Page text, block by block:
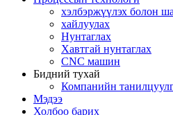
хэлбэржүүлэх болон
хайлуулах
Нунтаглах
Хавтгай нунтаглах
CNC машин
Бидний тухай
Компанийн
Мэдээ
Холбоо барих